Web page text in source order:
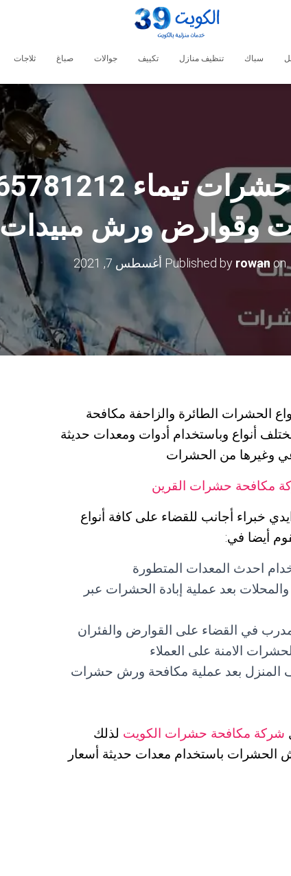
سباك تنظيف منازل تكييف جوالات صباغ ثلاجات
وقوارض ورش مبيدات
Published by rowan on أغسطس 7, 2021
الحشرات الطائرة والزاحفة مكافحة
أنواع وباستخدام أدوات ومعدات حديثة
وغيرها من الحشرات
مكافحة حشرات القرين
خبراء أجانب للقضاء على كافة أنواع
أيضا في:
احدث المعدات المتطورة
بعد عملية إبادة الحشرات عبر
في القضاء على القوارض والفئران
الامنة على العملاء
المنزل بعد عملية مكافحة ورش حشرات
شركة مكافحة حشرات الكويت لذلك
الحشرات باستخدام معدات حديثة أسعار